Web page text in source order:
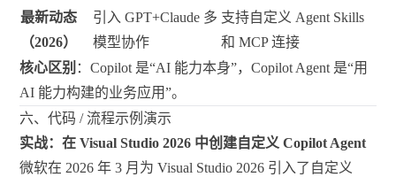
最新动态
（2026）
引入 GPT+Claude 多
模型协作
支持自定义 Agent Skills
和 MCP 连接
核心区别 ：Copilot 是“AI 能力本身”，Copilot Agent 是“用
AI 能力构建的业务应用”。
六、代码 / 流程示例演示
实战：在 Visual Studio 2026 中创建自定义 Copilot Agent
微软在 2026 年 3 月为 Visual Studio 2026 引入了自定义